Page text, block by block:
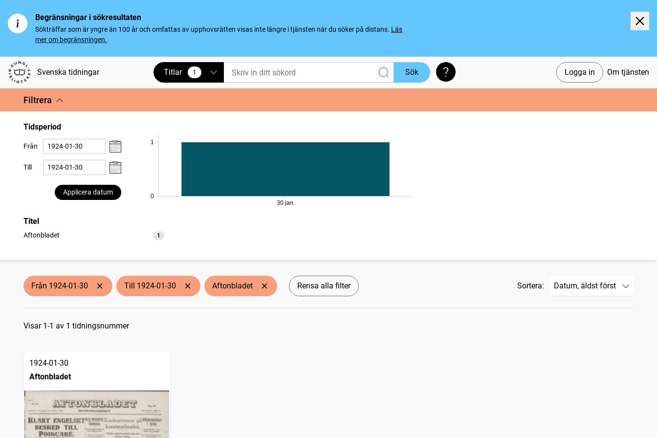
Begränsningar i sökresultaten
Sökträffar som är yngre än 100 år och omfattas av upphovsrätten visas inte längre i tjänsten när du söker på distans. Läs
mer om begränsningen.
Svenska tidningar Logga in Om tjänsten
Titlar 1
vald Sök Söktips
Filtrera
Tidsperiod
Från
Till
Applicera datum
0
1
30 jan.
Titel
Aftonbladet 1
träffar
Från 1924-01-30 Till 1924-01-30 Aftonbladet Rensa alla filter Sortera:
Sökresultat
Visar 1-1 av 1 tidningsnummer
1924-01-30
Aftonbladet